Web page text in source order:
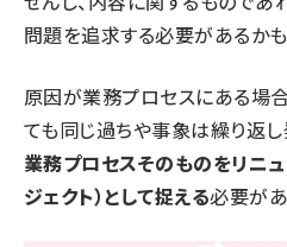
問題を追求する必要があるかも
原因が業務プロセスにある場
ても同じ過ちや事象は繰り返し
業務プロセスそのものをリニ
ジェクト）として捉える必要があ